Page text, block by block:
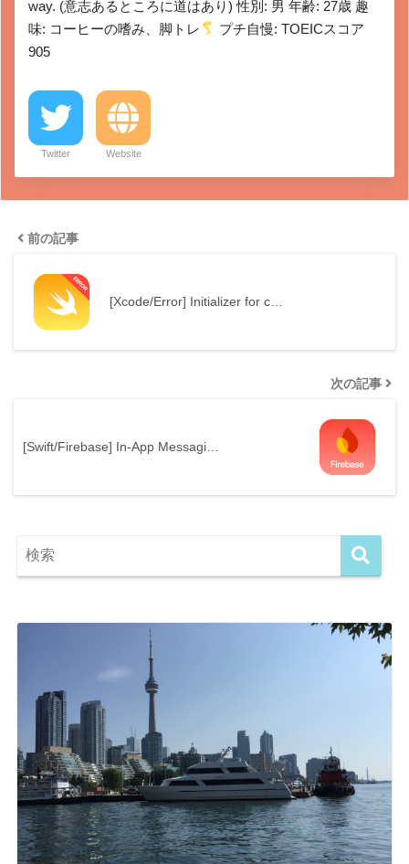
way. (意志あるところに道はあり) 性別: 男 年齢: 27歳 趣
味: コーヒーの嗜み、脚トレ
プチ自慢: TOEICスコア
905
Twitter Website
前の記事
[Xcode/Error] Initializer for c…
次の記事
[Swift/Firebase] In-App Messagi…